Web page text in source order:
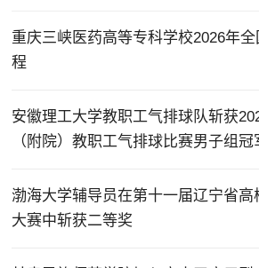
重庆三峡医药高等专科学校2026年
程
安徽理工大学教职工气排球队斩获
（附院）教职工气排球比赛男子组冠
渤海大学辅导员在第十一届辽宁省高
大赛中斩获二等奖